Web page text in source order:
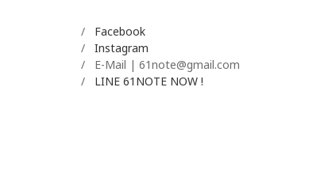
/ Facebook
/ Instagram
/ E-Mail | 61note@gmail.com
/ LINE 61NOTE NOW !